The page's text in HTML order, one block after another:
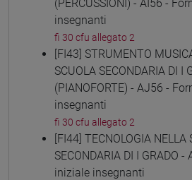
(PERCUSSIONI) - AI56 -
insegnanti
fi 30 cfu allegato 2
[FI43] STRUMENTO
SCUOLA SECONDARIA DI I
(PIANOFORTE) - AJ56 -
insegnanti
fi 30 cfu allegato 2
[FI44] TECNOLOGIA NELLA
SECONDARIA DI I GRADO
iniziale insegnanti